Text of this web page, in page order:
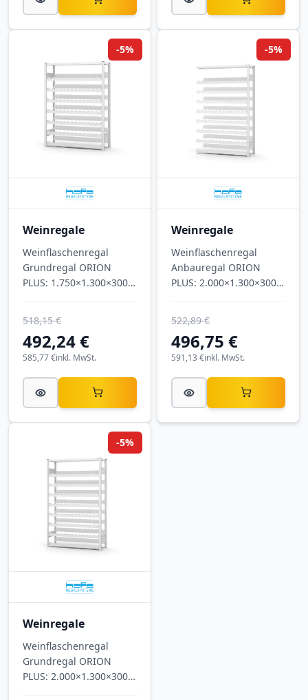
Weinregale
Weinflaschenregal
Grundregal ORION
PLUS: 1.750×1.300×300
lichtgrau.
492,24 €
518,15 €
-5%
inkl. MwSt.
585,77 €
Weinregale
Weinflaschenregal
Anbauregal ORION
PLUS: 2.000×1.300×300
lichtgrau.
496,75 €
522,89 €
-5%
inkl. MwSt.
591,13 €
Weinregale
Weinflaschenregal
Grundregal ORION
PLUS: 2.000×1.300×300
-5%